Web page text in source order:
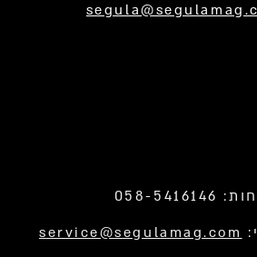
service@segulamag.com